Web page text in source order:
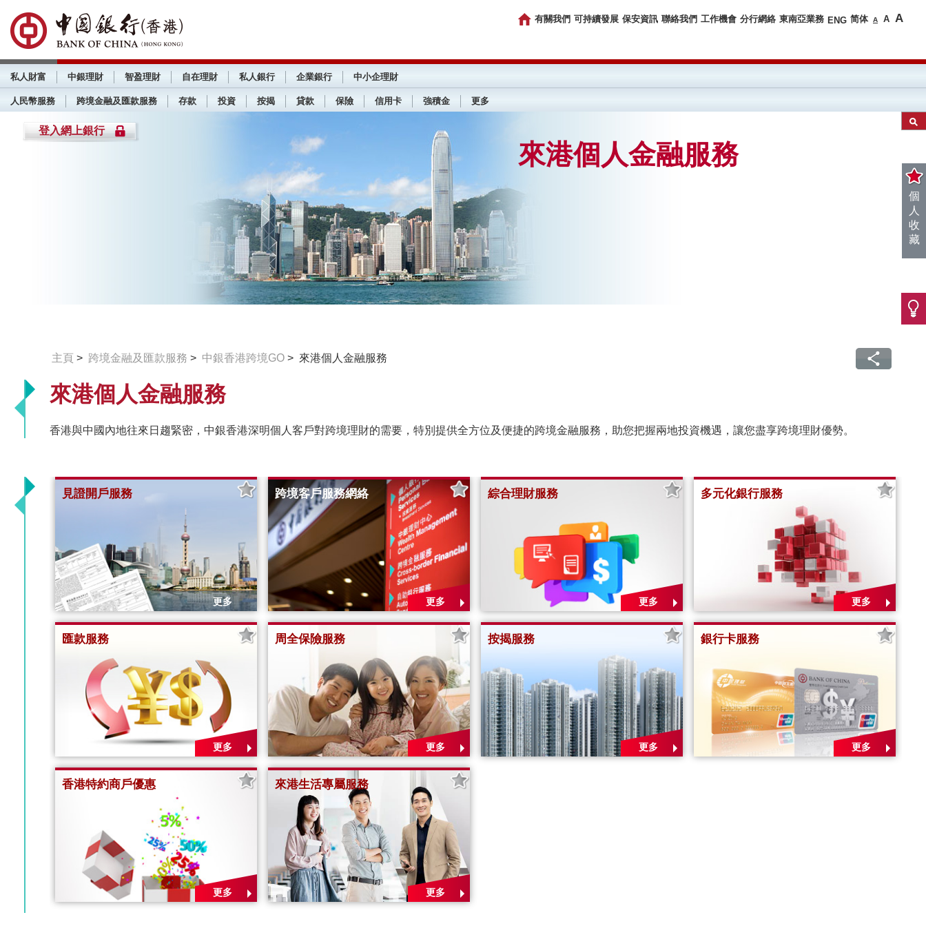
有關我們 可持續發展 保安資訊 聯絡我們 工作機會 分行網絡 東南亞業務 ENG 简体 A A A
私人財富 中銀理財 智盈理財 自在理財 私人銀行 企業銀行 中小企理財
人民幣服務 跨境金融及匯款服務 存款 投資 按揭 貸款 保險 信用卡 強積金 更多
登入網上銀行
來港個人金融服務
個
人
收
藏
主頁 > 跨境金融及匯款服務 > 中銀香港跨境GO > 來港個人金融服務
來港個人金融服務
香港與中國內地往來日趨緊密，中銀香港深明個人客戶對跨境理財的需要，特別提供全方位及便捷的跨境金融服務，助您把握兩地投資機遇，讓您盡享跨境理財優勢。
更多
見證開戶服務
更多
跨境客戶服務網絡
更多
綜合理財服務
更多
多元化銀行服務
更多
匯款服務
更多
周全保險服務
更多
按揭服務
更多
銀行卡服務
更多
香港特約商戶優惠
更多
來港生活專屬服務